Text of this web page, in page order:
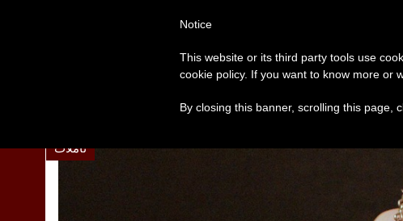
تأمّلات
Notice
This website or its third party tools use
cookie policy. If you want to know more or
By closing this banner, scrolling this page,